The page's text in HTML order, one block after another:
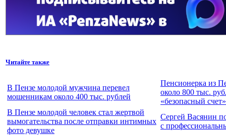
Читайте также
В Пензе молодой мужчина перевел
мошенникам около 400 тыс. рублей
Пенсионерка из
около 800 тыс.
«безопасный счет»
В Пензе молодой человек стал жертвой
вымогательства после отправки интимных
фото девушке
Сергей Васянин
с